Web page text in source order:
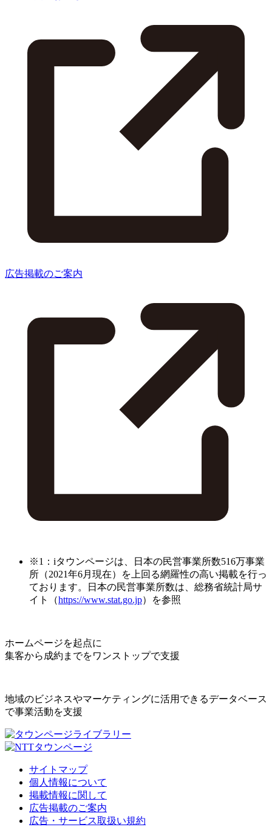
広告掲載のご案内
※1：iタウンページは、日本の民営事業所数516万事業
所（2021年6月現在）を上回る網羅性の高い掲載を行っ
ております。日本の民営事業所数は、総務省統計局サ
イト（https://www.stat.go.jp）を参照
ホームページを起点に
集客から成約までをワンストップで支援
地域のビジネスやマーケティングに活用できるデータベース
で事業活動を支援
サイトマップ
個人情報について
掲載情報に関して
広告掲載のご案内
広告・サービス取扱い規約